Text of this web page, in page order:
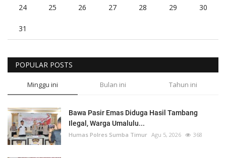
24 25 26 27 28 29 30
31
POPULAR POSTS
Minggu ini Bulan ini Tahun ini
Bawa Pasir Emas Diduga Hasil Tambang
Ilegal, Warga Umalulu...
Humas Polres Sumba Timur Agu 5, 2026 368